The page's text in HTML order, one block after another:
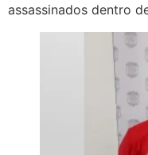
assassinados dentro